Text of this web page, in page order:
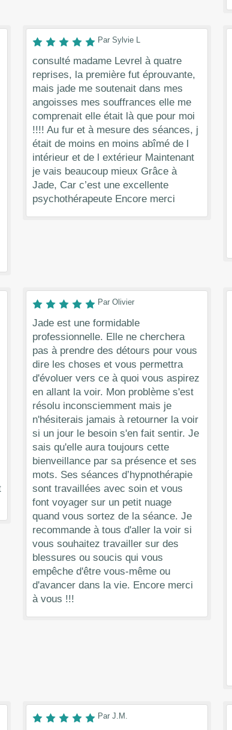
Par Sylvie L
consulté madame Levrel à quatre
reprises, la première fut éprouvante,
mais jade me soutenait dans mes
angoisses mes souffrances elle me
comprenait elle était là que pour moi
!!!! Au fur et à mesure des séances, j
était de moins en moins abîmé de l
intérieur et de l extérieur Maintenant
je vais beaucoup mieux Grâce à
Jade, Car c’est une excellente
psychothérapeute Encore merci
Par Olivier
Jade est une formidable
professionnelle. Elle ne cherchera
pas à prendre des détours pour vous
dire les choses et vous permettra
d'évoluer vers ce à quoi vous aspirez
en allant la voir. Mon problème s'est
résolu inconsciemment mais je
n'hésiterais jamais à retourner la voir
si un jour le besoin s'en fait sentir. Je
sais qu'elle aura toujours cette
bienveillance par sa présence et ses
mots. Ses séances d’hypnothérapie
sont travaillées avec soin et vous
font voyager sur un petit nuage
quand vous sortez de la séance. Je
recommande à tous d'aller la voir si
vous souhaitez travailler sur des
blessures ou soucis qui vous
empêche d'être vous-même ou
d'avancer dans la vie. Encore merci
à vous !!!
Par J.M.